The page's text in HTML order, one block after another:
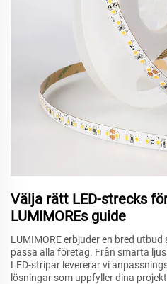
Välja rätt LED-strecks
LUMIMOREs guide
LUMIMORE erbjuder en bred
passa alla företag. Från smarta
LED-stripar levererar vi
lösningar som uppfyller dina